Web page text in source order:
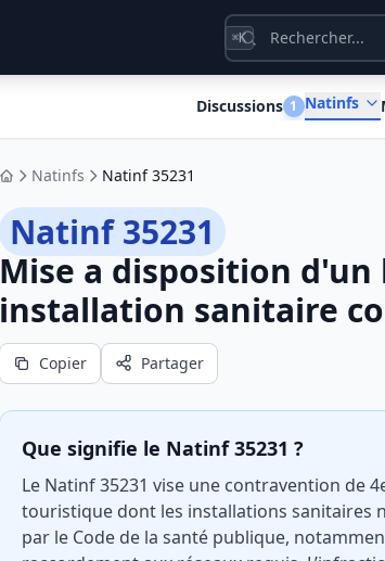
⌘K
Discussions 1 Natinfs
AccueilNatinfs Natinf 35231
Natinf 35231
Mise a disposition
installation sanitaire
Copier Partager
Que signifie le Natinf 35231 ?
Le Natinf 35231 vise une contravention de
touristique dont les installations sanitaires
par le Code de la santé publique,